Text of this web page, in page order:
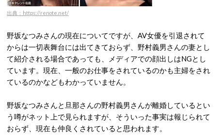
出典：https://renote.net/
野坂なつみさんの現在についてですが、AV女優を引退されて
からは一切表舞台には出てきておらず、野村義男さんの妻とし
て紹介される場合であっても、メディアでの顔出しはNGとし
ています。現在、一般のお仕事をされているのかも主婦をされ
ているのかなどもわかっていません。
野坂なつみさんと旦那さんの野村義男さんが離婚しているとい
う噂がネット上で見られますが、そういった事実は報じられて
おらず、現在も仲良くされていると思われます。